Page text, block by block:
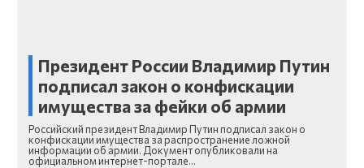
Президент России Владимир Путин
подписал закон о конфискации
имущества за фейки об армии
Российский президент Владимир Путин подписал закон о
конфискации имущества за распространение ложной
информации об армии. Документ опубликовали на
официальном интернет-портале…